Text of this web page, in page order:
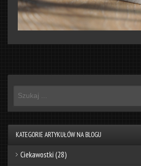
KATEGORIE ARTYKUŁÓW NA BLOGU
Ciekawostki (28)